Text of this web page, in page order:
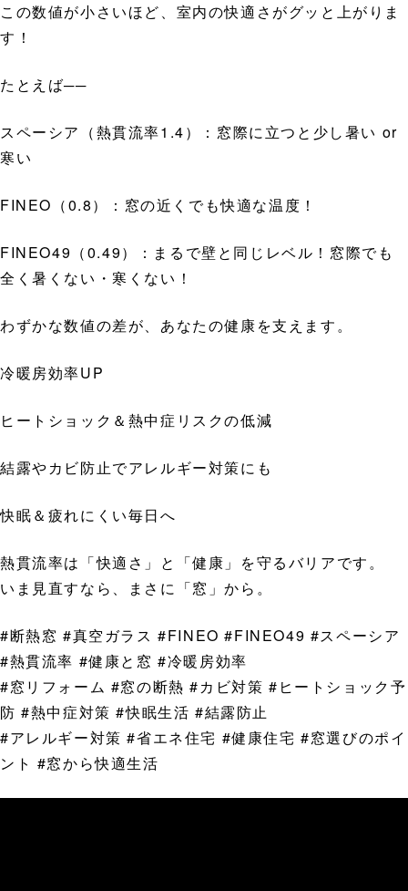
この数値が小さいほど、室内の快適さがグッと上がりま
す！
たとえば──
スペーシア（熱貫流率1.4）：窓際に立つと少し暑い or
寒い
FINEO（0.8）：窓の近くでも快適な温度！
FINEO49（0.49）：まるで壁と同じレベル！窓際でも
全く暑くない・寒くない！
わずかな数値の差が、あなたの健康を支えます。
冷暖房効率UP
ヒートショック＆熱中症リスクの低減
結露やカビ防止でアレルギー対策にも
快眠＆疲れにくい毎日へ
熱貫流率は「快適さ」と「健康」を守るバリアです。
いま見直すなら、まさに「窓」から。
#断熱窓 #真空ガラス #FINEO #FINEO49 #スペーシア
#熱貫流率 #健康と窓 #冷暖房効率
#窓リフォーム #窓の断熱 #カビ対策 #ヒートショック予
防 #熱中症対策 #快眠生活 #結露防止
#アレルギー対策 #省エネ住宅 #健康住宅 #窓選びのポイ
ント #窓から快適生活